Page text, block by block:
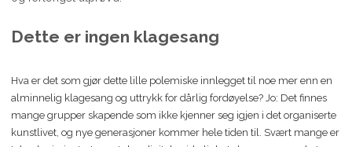
Dette er ingen klagesang
Hva er det som gjør dette lille polemiske innlegget til noe mer enn en
alminnelig klagesang og uttrykk for dårlig fordøyelse? Jo: Det finnes
mange grupper skapende som ikke kjenner seg igjen i det organiserte
kunstlivet, og nye generasjoner kommer hele tiden til. Svært mange er